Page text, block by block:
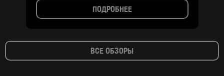
ПОДРОБНЕЕ
ВСЕ ОБЗОРЫ